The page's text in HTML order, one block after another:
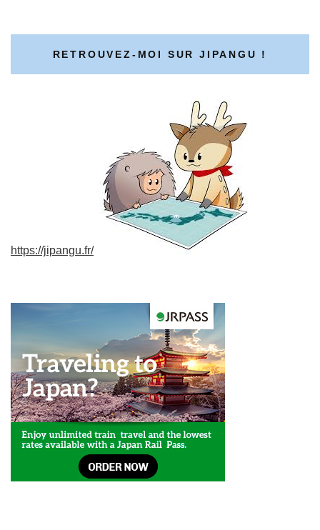
RETROUVEZ-MOI SUR JIPANGU !
https://jipangu.fr/